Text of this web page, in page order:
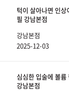
턱이 살아나면 인
필 강남본점
강남본점
2025-12-03
심심한 입술에 볼
강남본점